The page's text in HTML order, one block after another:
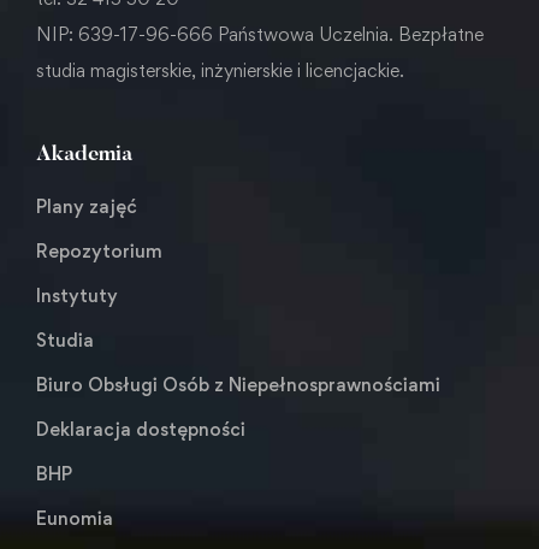
NIP: 639-17-96-666 Państwowa Uczelnia. Bezpłatne
studia magisterskie, inżynierskie i licencjackie.
Akademia
Plany zajęć
Repozytorium
Instytuty
Studia
Biuro Obsługi Osób z Niepełnosprawnościami
Deklaracja dostępności
BHP
Eunomia